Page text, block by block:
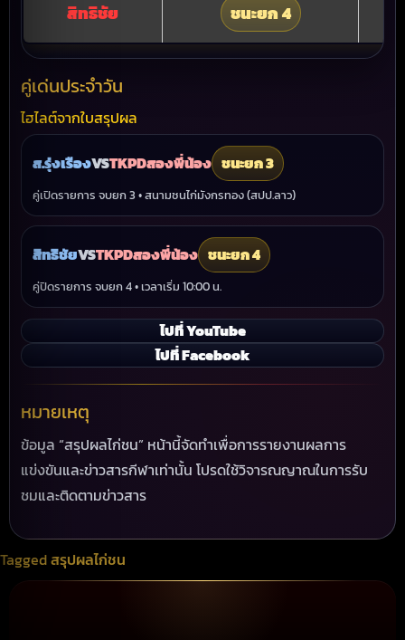
สิทธิชัย ชนะยก 4
คู่เด่นประจำวัน
ไฮไลต์จากใบสรุปผล
ส.รุ่งเรืองVSTKPDสองพี่น้อง ชนะยก 3
คู่เปิดรายการ จบยก 3 • สนามชนไก่มังกรทอง (สปป.ลาว)
สิทธิชัยVSTKPDสองพี่น้อง ชนะยก 4
คู่ปิดรายการ จบยก 4 • เวลาเริ่ม 10:00 น.
ไปที่ YouTube
ไปที่ Facebook
หมายเหตุ
ข้อมูล “สรุปผลไก่ชน” หน้านี้จัดทำเพื่อการรายงานผลการ
แข่งขันและข่าวสารกีฬาเท่านั้น โปรดใช้วิจารณญาณในการรับ
ชมและติดตามข่าวสาร
Taggedสรุปผลไก่ชน